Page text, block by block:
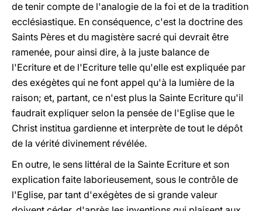
de tenir compte de l'analogie de la foi et de la tradition
ecclésiastique. En conséquence, c'est la doctrine des
Saints Pères et du magistère sacré qui devrait être
ramenée, pour ainsi dire, à la juste balance de
l'Ecriture et de l'Ecriture telle qu'elle est expliquée par
des exégètes qui ne font appel qu'à la lumière de la
raison; et, partant, ce n'est plus la Sainte Ecriture qu'il
faudrait expliquer selon la pensée de l'Eglise que le
Christ institua gardienne et interprète de tout le dépôt
de la vérité divinement révélée.
En outre, le sens littéral de la Sainte Ecriture et son
explication faite laborieusement, sous le contrôle de
l'Eglise, par tant d'exégètes de si grande valeur